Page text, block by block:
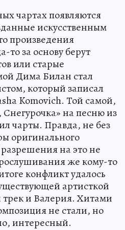
чартах появляются
искусственным
произведения
то за основу берут
или старые
Дима Билан стал
который записал
Komovich. Той самой,
на песню из
чарты. Правда, не без
оригинального
на это не
же кому-то
конфликт удалось
артисткой
трек и Валерия. Хитами
не стали, но
интересный.